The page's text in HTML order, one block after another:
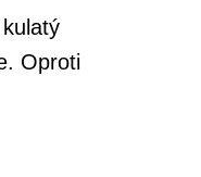
Oproti